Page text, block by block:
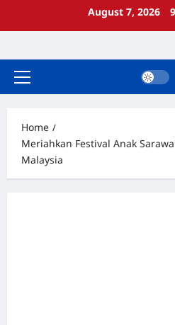
August 7, 2026
Primary
Home
Meriahkan Festival Anak
Malaysia